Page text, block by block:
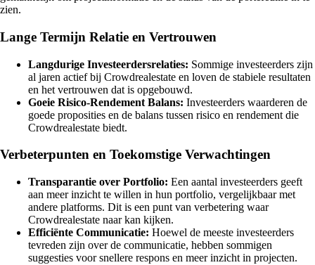
zien.
Lange Termijn Relatie en Vertrouwen
Langdurige Investeerdersrelaties: Sommige investeerders zijn
al jaren actief bij Crowdrealestate en loven de stabiele resultaten
en het vertrouwen dat is opgebouwd.
Goeie Risico-Rendement Balans: Investeerders waarderen de
goede proposities en de balans tussen risico en rendement die
Crowdrealestate biedt.
Verbeterpunten en Toekomstige Verwachtingen
Transparantie over Portfolio: Een aantal investeerders geeft
aan meer inzicht te willen in hun portfolio, vergelijkbaar met
andere platforms. Dit is een punt van verbetering waar
Crowdrealestate naar kan kijken.
Efficiënte Communicatie: Hoewel de meeste investeerders
tevreden zijn over de communicatie, hebben sommigen
suggesties voor snellere respons en meer inzicht in projecten.